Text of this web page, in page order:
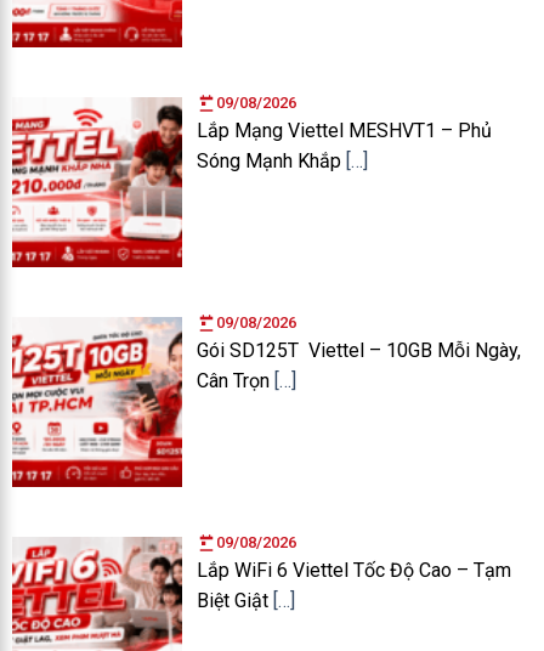
09/08/2026
Lắp Mạng Viettel MESHVT1 – Phủ
Sóng Mạnh Khắp […]
09/08/2026
Gói SD125T Viettel – 10GB Mỗi Ngày,
Cân Trọn […]
09/08/2026
Lắp WiFi 6 Viettel Tốc Độ Cao – Tạm
Biệt Giật […]